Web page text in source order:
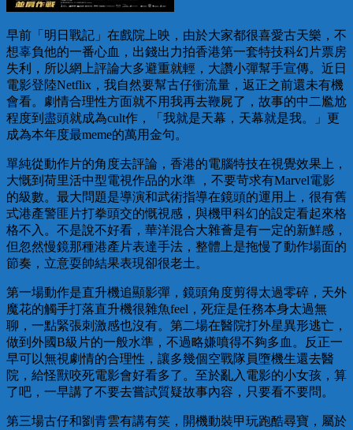
早前「明日戰記」在戲院上映，由於大家都很喜愛古天樂，不
想辜負他的一番心血，出錢出力拍香港第一套特技科幻片票房
失利，所以網上評論大多避重就輕，大讚小彈幫手宣傳。近日
電影登陸Netflix，我自然要幫古仔衝流量，返正之前還未有機
會看。劇情合理性方面就不用我再去鞭屍了，故事的中二尷尬
程度到盡頭就成為cult作，「我就是天幕，天幕就是我。」更
成為本年度最meme的萬用金句。
單純從動作片的角度去評論，香港的電腦特技在視覺效果上，
大慨到荷里活中型電視作品的水準 ，不要苛求有Marvel電影
的級數。最大問題是導演和武術指導在鏡頭的運用上，很有舊
式港產警匪片打拳頭交的慨視感，與機甲科幻的設定看起來格
格不入。不是說不好看，華洋混合大雜薈是有一定的新鮮感，
但忽然慢鏡那種港產片表達手法，整體上是拖慢了動作場面的
節奏，立意耍帥結果表現卻很老土。
第一場動作是直升機追顯影彈，鏡頭角度剪得太過零碎，天外
魔花的觸手打落直升機很雜魚feel，死症是任務本身太過無
聊，一點緊張刺激感也沒有。第二場在醫院打外星異形逃亡，
做到外國B級片的一般水準，不過略嫌噴得不夠多血。反正一
早可以無視劇情的合理性，讓多幾個空戰隊員墮機生還去醫
院，給怪獸咬死電影會好看多了。至於亂入電影的小女孩，算
了吧，一早講了不要去嘗試質疑故事內容，只要看不要問。
第三場古仔和劉青雲有講有笑，開機動裝甲玩跑酷尋寶，屬於